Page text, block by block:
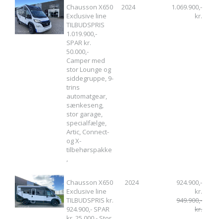
Chausson X650
Exclusive line
TILBUDSPRIS
1.019.900,-
SPAR kr.
50.000,-
Camper med
stor Lounge og
siddegruppe, 9-
trins
automatgear,
sænkeseng,
stor garage,
specialfælge,
Artic, Connect-
og X-
tilbehørspakke
,
2024
1.069.900,-
kr.
Chausson X650
Exclusive line
TILBUDSPRIS kr.
924.900,- SPAR
2024
924.900,-
kr.
949.900,-
kr.